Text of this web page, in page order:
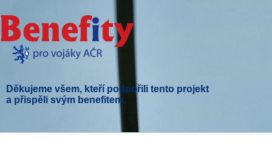
Děkujeme všem, kteří podpořili tento projekt
a přispěli svým benefitem.